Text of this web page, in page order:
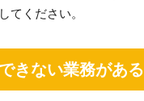
てください。
きない業務がある